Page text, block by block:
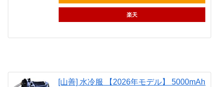
楽天
[山善] 水冷服 【2026年モデル】 5000mAh